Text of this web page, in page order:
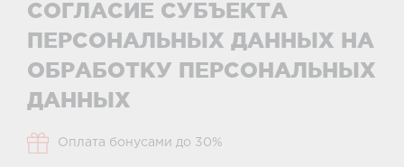
СОГЛАСИЕ СУБЪЕКТА
ПЕРСОНАЛЬНЫХ ДАННЫХ НА
ОБРАБОТКУ ПЕРСОНАЛЬНЫХ
ДАННЫХ
Оплата бонусами до 30%